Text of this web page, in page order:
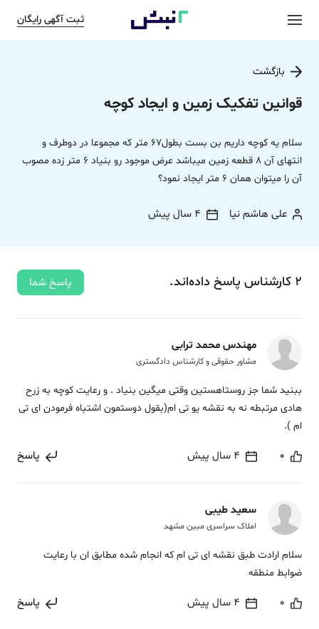
ثبت آگهی رایگان
بازگشت
قوانین تفکیک زمین و ایجاد کوچه
سلام یه کوچه داریم بن بست بطول67 متر که مجموعا در دوطرف و
انتهای آن 8 قطعه زمین میباشد عرض موجود رو بنیاد 6 متر زده مصوب
آن را میتوان همان 6 متر ایجاد نمود؟
علی هاشم نیا 4 سال پیش
2 کارشناس پاسخ داده‌اند. پاسخ شما
مهندس محمد ترابی
مشاور حقوقی و کارشناس دادگستری
ببنید شما جز روستاهستین وقتی میگین بنیاد . و رعایت کوچه به زرح
هادی مرتبطه نه به نقشه یو تی ام(بقول دوستمون اشتباه فرمودن ای تی
ام ).
0 4 سال پیش پاسخ
سعید طیبی
املاک سراسری مبین مشهد
سلام ارادت طبق نقشه ای تی ام که انجام شده مطابق ان با رعایت
ضوابط منطقه
0 4 سال پیش پاسخ